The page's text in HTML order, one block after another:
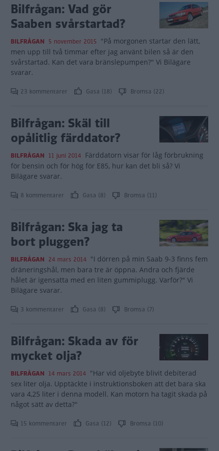
Bilfrågan: Vad gör
Saaben svårstartad?
BILFRÅGAN 5 november 2015 "På morgonen startar den lätt,
men upp till två timmar efter jag använt bilen så är den
svårstartad. Kan det vara bränslepumpen?" Vi Bilägare
svarar.
23 kommentarer Gasa (18) Bromsa (22)
Bilfrågan: Skäl till
opålitlig färddator?
BILFRÅGAN 11 juni 2014 Färddatorn visar för låg förbrukning
för bensin och för hög för E85, hur kan det bli så? Vi
Bilägare svarar.
8 kommentarer Gasa (8) Bromsa (11)
Bilfrågan: Ska jag ta
bort pluggen?
BILFRÅGAN 24 mars 2014 "I dörren på min Saab 9-3 finns fem
dräneringshål, men bara tre är öppna. Andra och fjärde
hålet är igensatta med en liten gummiplugg. Varför?" Vi
Bilägare svarar.
3 kommentarer Gasa (8) Bromsa (7)
Bilfrågan: Skada av för
mycket olja?
BILFRÅGAN 14 mars 2014 "Har vid oljebyte blivit debiterad
sex liter olja. Upptäckte i instruktionsboken att det bara ska
vara 4,25 liter i denna modell. Kan motorn ha tagit skada på
något sätt av detta?"
15 kommentarer Gasa (12) Bromsa (10)